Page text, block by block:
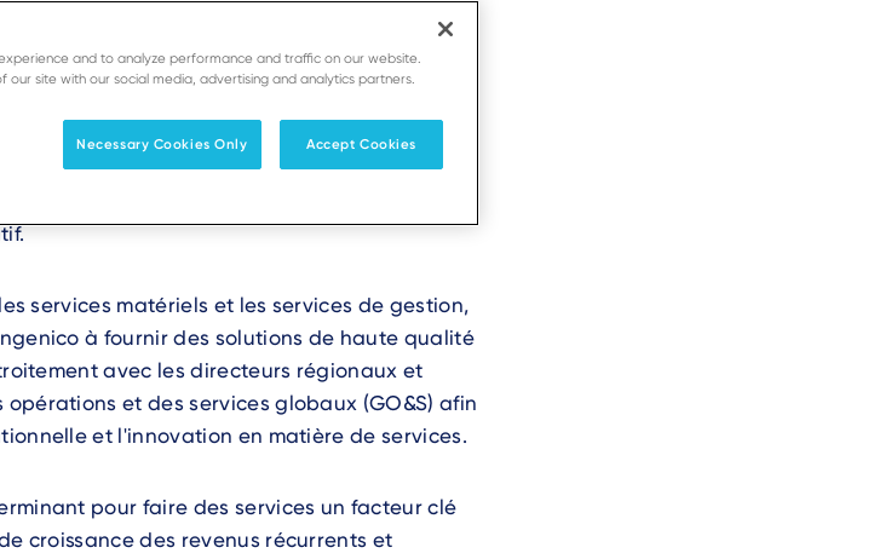
Ingenico, leader mondial de l'acceptation des
d'annoncer aujourd'hui la nomination de
Président Exécutif des Services & Support, et
services matériels et les services de gestion,
à fournir des solutions de haute qualité
avec les directeurs régionaux et
et des services globaux (GO&S) afin
et l'innovation en matière de services.
pour faire des services un facteur clé
croissance des revenus récurrents et
and to analyze performance and traffic on our website.
our site with our social media, advertising and analytics partners.
Necessary Cookies Only Accept Cookies